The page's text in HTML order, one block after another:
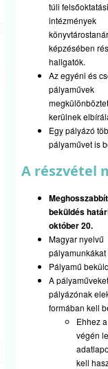
túli felsőoktatási
intézmények
képzésében
hallgatók.
Az egyéni és
pályaművek
kerülnek
Egy pályázó
pályaművet is
A részvétel
beküldés
október 20.
Magyar nyelvű
pályamunkákat
Pályamű
A
pályázónak
formában kell
Ehhez
végén
kell